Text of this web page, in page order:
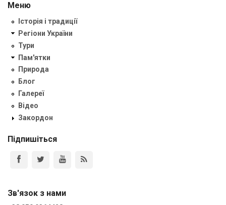
Меню
Історія і традиції
Регіони України
Тури
Пам'ятки
Природа
Блог
Галереї
Відео
Закордон
Підпишіться
Зв'язок з нами